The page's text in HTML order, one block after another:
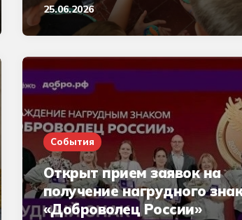
25.06.2026
События
Открыт прием заявок на
получение нагрудного
«Доброволец России»